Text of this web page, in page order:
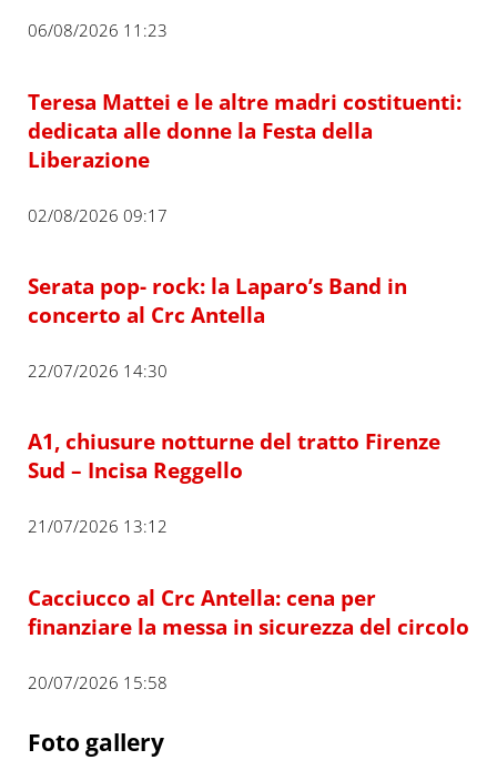
06/08/2026 11:23
Teresa Mattei e le altre madri costituenti:
dedicata alle donne la Festa della
Liberazione
02/08/2026 09:17
Serata pop- rock: la Laparo’s Band in
concerto al Crc Antella
22/07/2026 14:30
A1, chiusure notturne del tratto Firenze
Sud – Incisa Reggello
21/07/2026 13:12
Cacciucco al Crc Antella: cena per
finanziare la messa in sicurezza del circolo
20/07/2026 15:58
Foto gallery